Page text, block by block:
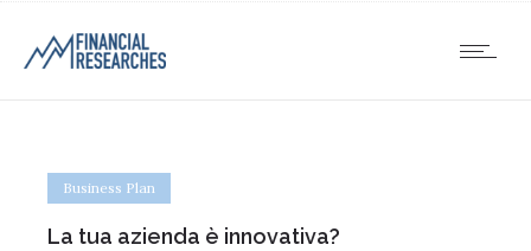
Business Plan
La tua azienda è innovativa?